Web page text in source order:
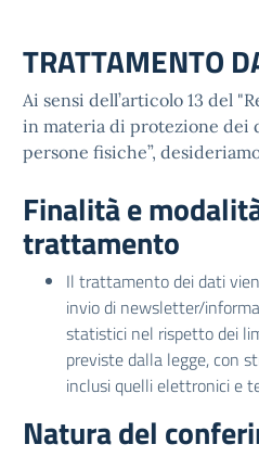
TRATTAMENTO
Ai sensi dell’articolo 13 del
in materia di protezione dei
persone fisiche”,
Finalità e
trattamento
Il trattamento dei dati
invio di newsletter/
statistici nel rispetto dei
previste dalla legge, con
inclusi quelli elettronici e
Natura del